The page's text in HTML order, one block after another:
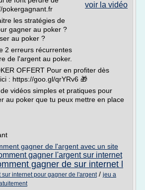
voir la vidéo
pokergagnant.fr
les stratégies de
gagner au poker ?
au poker ?
2 erreurs récurrentes
de l'argent au poker.
OFFERT Pour en profiter dès
: https://goo.gl/qrYRv6 🎁
vidéos simples et pratiques pour
au poker que tu peux mettre en place
gagner de l'argent avec un site
gagner l'argent sur internet
gagner de sur internet l
sur internet pour gagner de l'argent/ jeu a